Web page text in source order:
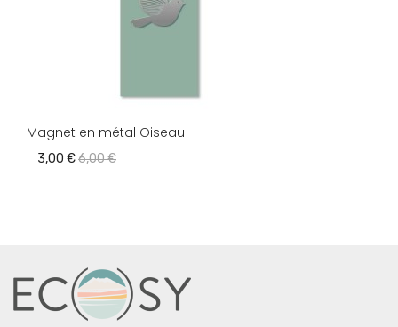
Magnet en métal Oiseau
3,00 €6,00 €